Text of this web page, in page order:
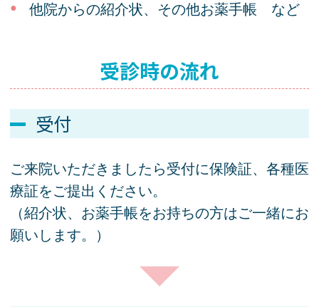
他院からの紹介状、その他お薬手帳 など
受診時の流れ
受付
ご来院いただきましたら受付に保険証、各種医
療証をご提出ください。
（紹介状、お薬手帳をお持ちの方はご一緒にお
願いします。）